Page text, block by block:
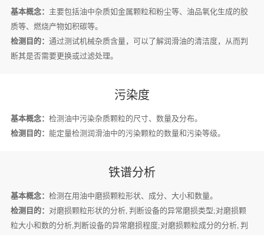
基本概念： 主要包括油中杂质如金属颗粒和粉尘等、油品氧化生成的胶
质等、燃烧产物如积碳等。
检测目的： 通过测试机械杂质含量，可以了解润滑油的清洁度，从而判
断其是否需要更换或过滤处理。
污染度
基本概念： 检测油中污染杂质颗粒的尺寸、数量及分布。
检测目的： 能定量检测润滑油中的污染颗粒的数量和污染等级。
铁谱分析
基本概念： 检测在用油中磨损颗粒形状、成分、大小和数量。
检测目的： 对磨损颗粒形状的分析, 判断设备的异常磨损类型;对磨损颗
粒大小和数的分析,判断设备的异常磨损程度;对磨损颗粒成分的分析, 判